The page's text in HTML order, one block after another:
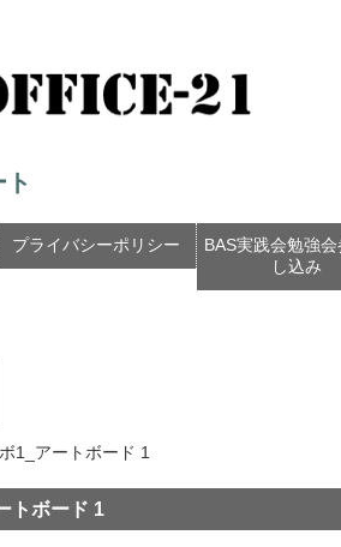
プライバシーポリシー
BAS実践会勉強会
し込み
1_アートボード 1
トボード 1